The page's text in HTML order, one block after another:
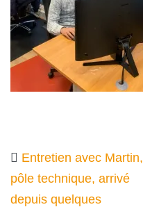
Entretien avec Martin,
pôle technique, arrivé
depuis quelques